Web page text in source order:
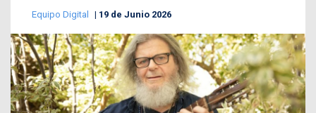
Equipo Digital 19 de Junio 2026